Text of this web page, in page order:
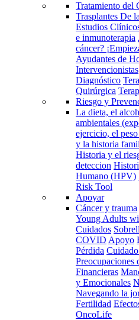
Tratamiento del
Trasplantes De
Estudios
e inmunoterapia
cáncer?
Ayudantes de
Intervencionistas
Diagnóstico
Quirúrgica
Riesgo y
La dieta, el
ambientales
ejercicio, el
y la historia
Historia y el
deteccion
Humano (HPV)
Risk Tool
Apoyar
Cáncer y trauma
Young Adults
Cuidados
COVID Apoyo
Pérdida
Preocupaciones
Financieras
y Emocionales
Navegando la
Fertilidad
OncoLife